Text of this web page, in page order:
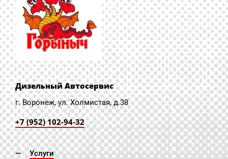
Дизельный Автосервис
г. Воронеж, ул. Холмистая, д.38
+7 (952) 102-94-32
Услуги